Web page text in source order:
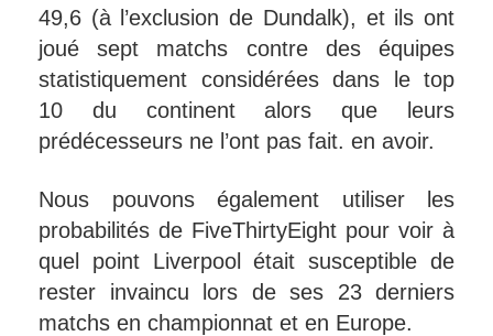
49,6 (à l’exclusion de Dundalk), et ils ont
joué sept matchs contre des équipes
statistiquement considérées dans le top
10 du continent alors que leurs
prédécesseurs ne l’ont pas fait. en avoir.
Nous pouvons également utiliser les
probabilités de FiveThirtyEight pour voir à
quel point Liverpool était susceptible de
rester invaincu lors de ses 23 derniers
matchs en championnat et en Europe.